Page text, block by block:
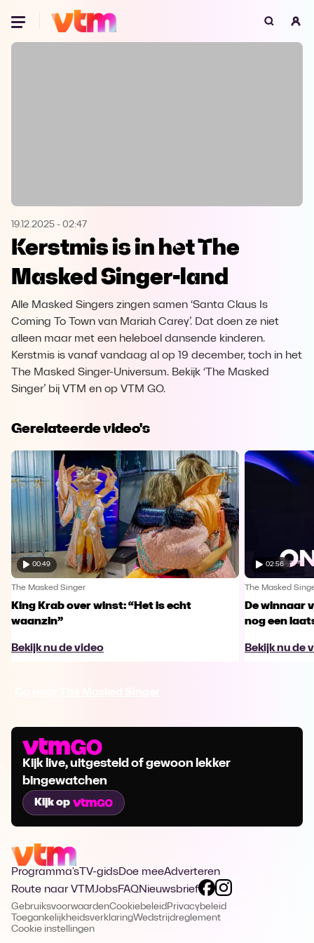
Oeps, browser niet ondersteund
Microsoft Edge Download
Opera Download
19.12.2025 - 02:47
Kerstmis is in het The
Masked Singer-land
Alle Masked Singers zingen samen ‘Santa Claus Is
Coming To Town van Mariah Carey’. Dat doen ze niet
alleen maar met een heleboel dansende kinderen.
Kerstmis is vanaf vandaag al op 19 december, toch in het
The Masked Singer-Universum. Bekijk ‘The Masked
Singer’ bij VTM en op VTM GO.
Gerelateerde video's
00:49
The Masked Singer
King Krab over winst: “Het is echt
waanzin”
Bekijk nu de video
02:56
The Masked
De winnaar
nog een
Bekijk nu de
Kijk live, uitgesteld of gewoon lekker
bingewatchen
Kijk op
Programma's TV-gidsDoe meeAdverteren
Route naar VTMJobsFAQNieuwsbrief
GebruiksvoorwaardenCookiebeleid Privacybeleid
ToegankelijkheidsverklaringWedstrijdreglement
Cookie instellingen